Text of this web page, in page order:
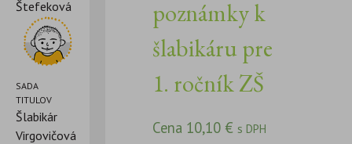
Štefeková
SADA
TITULOV
Šlabikár
Virgovičová
poznámky k
šlabikáru pre
1. ročník ZŠ
Cena 10,10 € s DPH